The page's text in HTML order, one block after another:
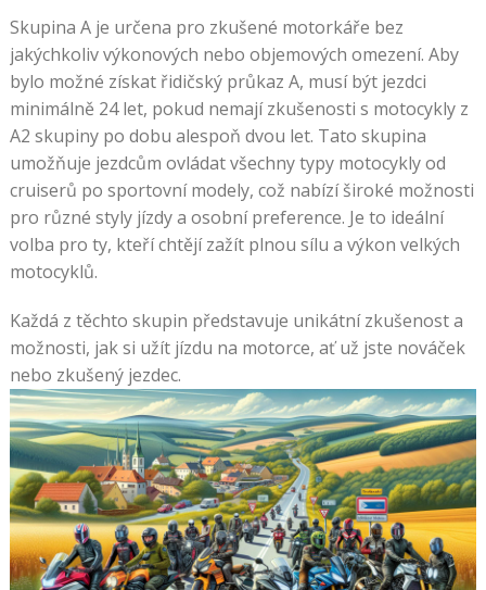
Skupina A je určena pro zkušené motorkáře bez
jakýchkoliv výkonových nebo objemových omezení. Aby
bylo možné získat řidičský průkaz A, musí být jezdci
minimálně 24 let, pokud nemají zkušenosti s motocykly z
A2 skupiny po dobu alespoň dvou let. Tato skupina
umožňuje jezdcům ovládat všechny typy motocykly od
cruiserů po sportovní modely, což nabízí široké možnosti
pro různé styly jízdy a osobní preference. Je to ideální
volba pro ty, kteří chtějí zažít plnou sílu a výkon velkých
motocyklů.
Každá z těchto skupin představuje unikátní zkušenost a
možnosti, jak si užít jízdu na motorce, ať už jste nováček
nebo zkušený jezdec.